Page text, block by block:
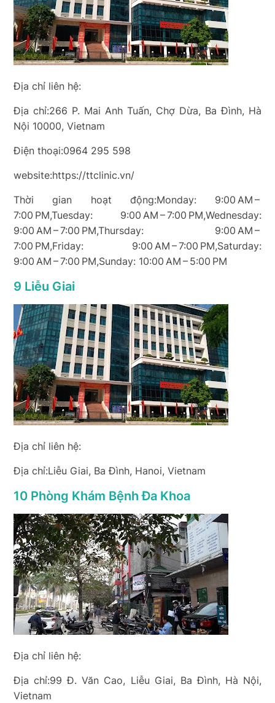
Địa chỉ liên hệ:
Địa chỉ:266 P. Mai Anh Tuấn, Chợ Dừa, Ba Đình, Hà
Nội 10000, Vietnam
Điện thoại:0964 295 598
website:https://ttclinic.vn/
Thời gian hoạt động:Monday: 9:00 AM –
7:00 PM,Tuesday: 9:00 AM – 7:00 PM,Wednesday:
9:00 AM – 7:00 PM,Thursday: 9:00 AM –
7:00 PM,Friday: 9:00 AM – 7:00 PM,Saturday:
9:00 AM – 7:00 PM,Sunday: 10:00 AM – 5:00 PM
9 Liễu Giai
Địa chỉ liên hệ:
Địa chỉ:Liễu Giai, Ba Đình, Hanoi, Vietnam
10 Phòng Khám Bệnh Đa Khoa
Địa chỉ liên hệ:
Địa chỉ:99 Đ. Văn Cao, Liễu Giai, Ba Đình, Hà Nội,
Vietnam